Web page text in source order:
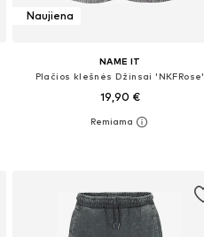
Naujiena
NAME IT
Plačios klešnės Džinsai 'NKFRose'
19,90 €
Yra daugybė dydžių